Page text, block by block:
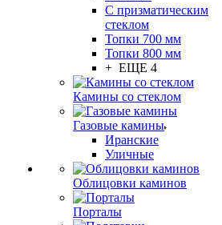
С призматическим
стеклом
Топки 700 мм
Топки 800 мм
+ ЕЩЕ 4
Камины со стеклом
Газовые камины
Иранские
Уличные
Облицовки каминов
Порталы